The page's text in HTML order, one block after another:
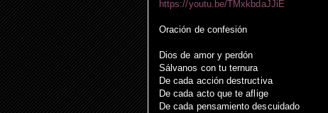
https://youtu.be/TMxkbdaJJiE
Oración de confesión
Dios de amor y perdón
Sálvanos con tu ternura
De cada acción destructiva
De cada acto que te aflige
De cada pensamiento descuidado